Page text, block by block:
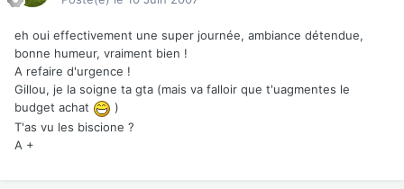
eh oui effectivement une super journée, ambiance détendue,
bonne humeur, vraiment bien !
A refaire d'urgence !
Gillou, je la soigne ta gta (mais va falloir que t'uagmentes le
budget achat
)
T'as vu les biscione ?
A +